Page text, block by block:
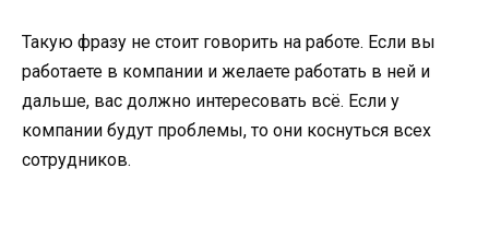
Такую фразу не стоит говорить на работе. Если вы
работаете в компании и желаете работать в ней и
дальше, вас должно интересовать всё. Если у
компании будут проблемы, то они коснуться всех
сотрудников.